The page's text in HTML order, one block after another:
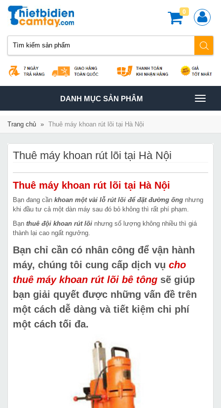
0
TOGGLE
NAVIGATION
DANH MỤC SẢN PHÂM
Trang chủ » Thuê máy khoan rút lõi tại Hà Nội
Thuê máy khoan rút lõi tại Hà Nội
Thuê máy khoan rút lõi tại Hà Nội
Bạn đang cần khoan một vài lỗ rút lõi để đặt đường ống nhưng
khi đầu tư cả một dàn máy sau đó bỏ không thì rất phí phạm.
Bạn thuê đội khoan rút lõi nhưng số lượng không nhiều thì giá
thành lại cao ngất ngưởng.
Bạn chỉ cần có nhân công để vận hành
máy, chúng tôi cung cấp dịch vụ cho
thuê máy khoan rút lõi bê tông sẽ giúp
bạn giải quyết được những vấn đề trên
một cách dễ dàng và tiết kiệm chi phí
một cách tối đa.